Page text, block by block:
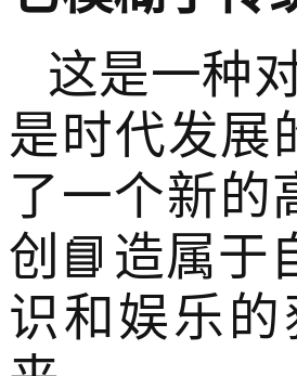
这是一种
是时代发展
了一个新的
创📘造属于
识和娱乐